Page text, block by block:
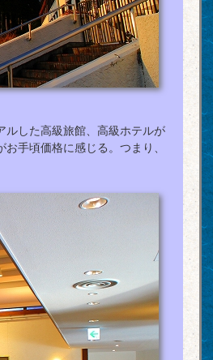
ルした高級旅館、高級ホテルが
手頃価格に感じる。つまり、